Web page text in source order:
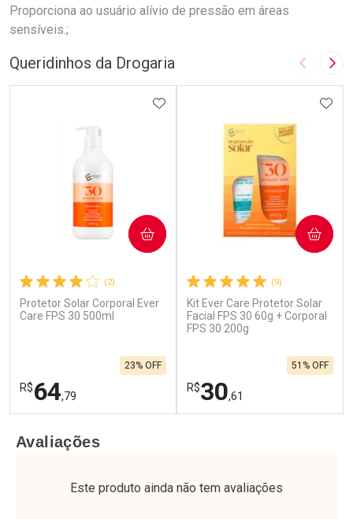
Proporciona ao usuário alívio de pressão em áreas
sensíveis.;
Queridinhos da Drogaria Imagem
(2)
Protetor Solar Corporal Ever
Care FPS 30 500ml
R$64,79
23% OFF
ADICIONAR AOS FAVORITOS
COMPRAR
Laboratório
Por Menos
(9)
Kit Ever Care Protetor Solar
Facial FPS 30 60g + Corporal
FPS 30 200g
R$30,61
51% OFF
COMPRAR
Laboratório
Por Menos
Avaliações
Este produto ainda não tem avaliações